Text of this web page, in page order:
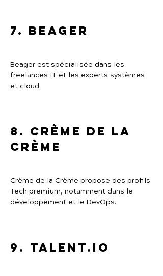
7. Beager
Beager est spécialisée dans les
freelances IT et les experts systèmes
et cloud.
8. Crème de la
Crème
Crème de la Crème propose des profils
Tech premium, notamment dans le
développement et le DevOps.
9. Talent.io